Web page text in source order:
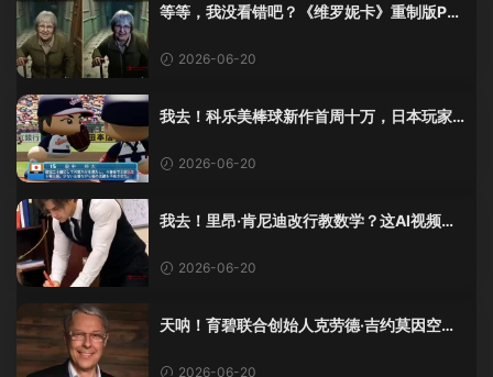
等等，我没看错吧？《维罗妮卡》重制版PS
2026-06-20
我去！科乐美棒球新作首周十万，日本玩家
2026-06-20
我去！里昂·肯尼迪改行教数学？这AI视频全
2026-06-20
天呐！育碧联合创始人克劳德·吉约莫因空难
2026-06-20